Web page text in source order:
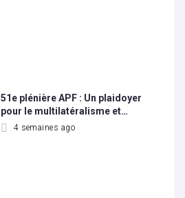
51e plénière APF : Un plaidoyer
pour le multilatéralisme et…
4 semaines ago